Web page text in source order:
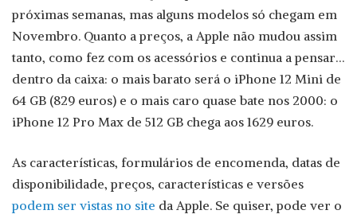
próximas semanas, mas alguns modelos só chegam em
Novembro. Quanto a preços, a Apple não mudou assim
tanto, como fez com os acessórios e continua a pensar…
dentro da caixa: o mais barato será o iPhone 12 Mini de
64 GB (829 euros) e o mais caro quase bate nos 2000: o
iPhone 12 Pro Max de 512 GB chega aos 1629 euros.
As características, formulários de encomenda, datas de
disponibilidade, preços, características e versões
podem ser vistas no site da Apple. Se quiser, pode ver o